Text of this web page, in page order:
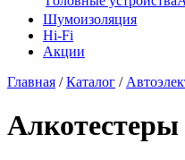
Шумоизоляция
Hi-Fi
Акции
Главная /Каталог /
Алкотестеры